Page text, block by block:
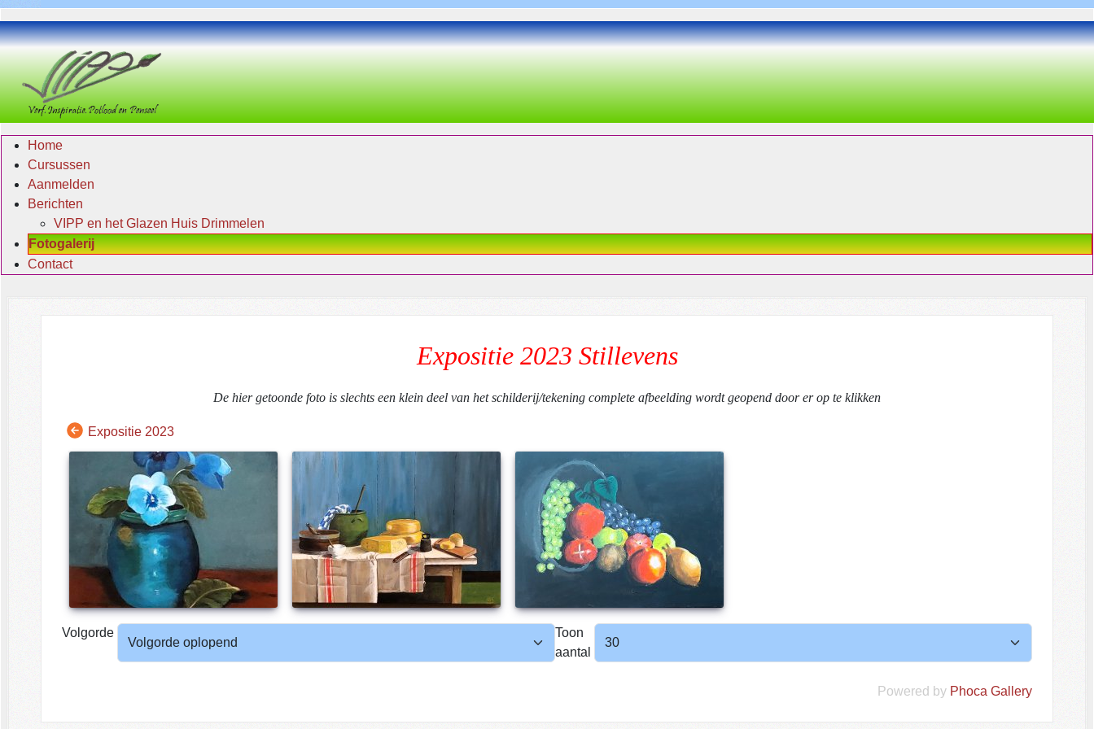
Home
Cursussen
Aanmelden
Berichten
VIPP en het Glazen Huis Drimmelen
Fotogalerij
Contact
Expositie 2023 Stillevens
De hier getoonde foto is slechts een klein deel van het schilderij/tekening complete afbeelding wordt geopend door er op te klikken
Expositie 2023
Volgorde
Toon
aantal
Powered by Phoca Gallery